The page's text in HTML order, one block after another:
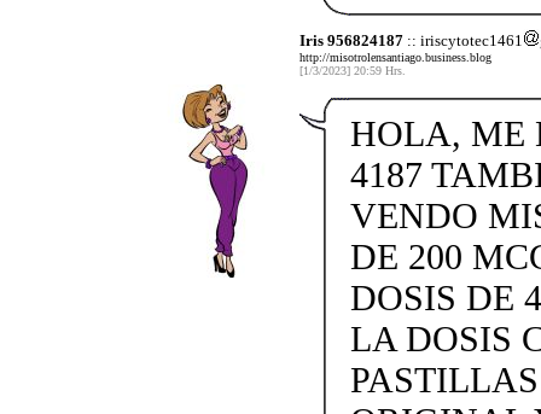
Iris 956824187:: iriscytotec1461
http://misotrolensantiago.business.blog
[1/3/2023] 20:59 Hrs.
HOLA, ME
4187
VENDO
DE 200
DOSIS DE
LA DOSIS